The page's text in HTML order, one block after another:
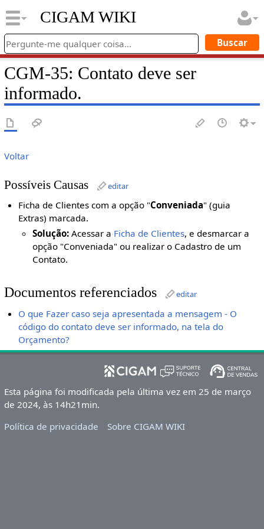
CIGAM WIKI
CGM-35: Contato deve ser
informado.
Voltar
Possíveis Causas editar
Ficha de Clientes com a opção "Conveniada" (guia
Extras) marcada.
Solução: Acessar a Ficha de Clientes, e desmarcar a
opção "Conveniada" ou realizar o Cadastro de um
Contato.
Documentos referenciados editar
O que Fazer caso seja apresentada a mensagem - O
código do contato deve ser informado, na tela do
Orçamento?
Esta página foi modificada pela última vez em 25 de março
de 2024, às 14h21min.
Política de privacidade
Sobre CIGAM WIKI